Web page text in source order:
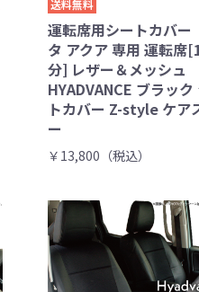
送料無料
運転席用シートカバー
タ アクア 専用 運転席
分] レザー＆メッシュ
HYADVANCE ブラック
トカバー Z-style ケア
ー
￥13,800（税込）